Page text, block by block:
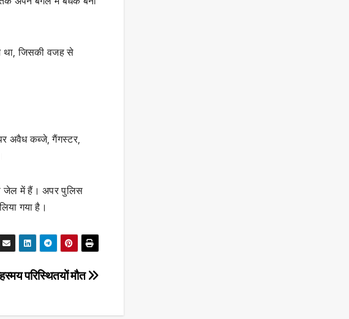
था, जिसकी वजह से
अवैध कब्जे, गैंगस्टर,
जेल में हैं। अपर पुलिस
गया है।
परिस्थितयों मौत